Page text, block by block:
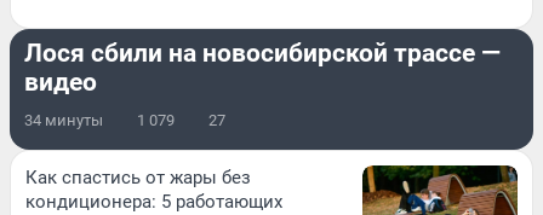
Лося сбили на новосибирской трассе —
видео
34 минуты 1 079 27
Как спастись от жары без
кондиционера: 5 работающих